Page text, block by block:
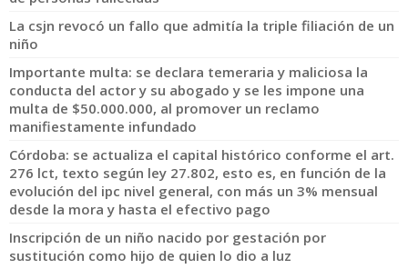
La csjn revocó un fallo que admitía la triple filiación de un
niño
Importante multa: se declara temeraria y maliciosa la
conducta del actor y su abogado y se les impone una
multa de $50.000.000, al promover un reclamo
manifiestamente infundado
Córdoba: se actualiza el capital histórico conforme el art.
276 lct, texto según ley 27.802, esto es, en función de la
evolución del ipc nivel general, con más un 3% mensual
desde la mora y hasta el efectivo pago
Inscripción de un niño nacido por gestación por
sustitución como hijo de quien lo dio a luz